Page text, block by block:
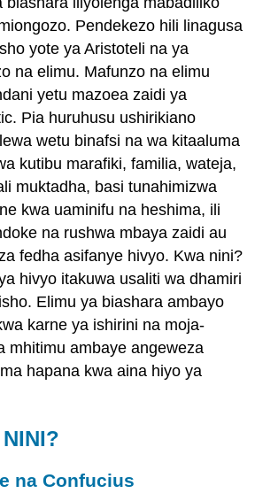
Pendekezo hili linagusa
yote ya Aristoteli na ya
na elimu. Mafunzo na elimu
yetu mazoea zaidi ya
Pia huruhusu ushirikiano
wetu binafsi na wa kitaaluma
kutibu marafiki, familia, wateja,
muktadha, basi tunahimizwa
kwa uaminifu na heshima, ili
na rushwa mbaya zaidi au
fedha asifanye hivyo. Kwa nini?
hivyo itakuwa usaliti wa dhamiri
Elimu ya biashara ambayo
karne ya ishirini na moja-
mhitimu ambaye angeweza
hapana kwa aina hiyo ya
na Confucius